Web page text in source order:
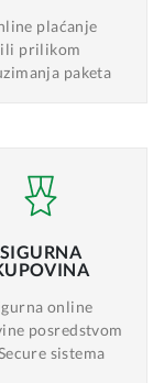
plaćanje
ili prilikom
paketa
SIGURNA
online
posredstvom
sistema